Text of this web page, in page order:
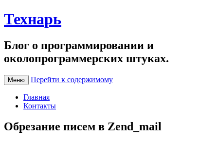
Технарь
Блог о программировании и
околопрограммерских штуках.
Меню Перейти к содержимому
Главная
Контакты
Обрезание писем в Zend_mail